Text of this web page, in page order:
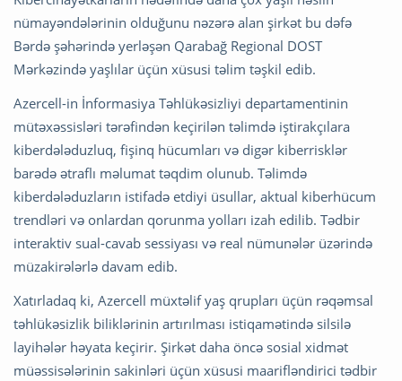
nümayəndələrinin olduğunu nəzərə alan şirkət bu dəfə
Bərdə şəhərində yerləşən Qarabağ Regional DOST
Mərkəzində yaşlılar üçün xüsusi təlim təşkil edib.
Azercell-in İnformasiya Təhlükəsizliyi departamentinin
mütəxəssisləri tərəfindən keçirilən təlimdə iştirakçılara
kiberdələduzluq, fişinq hücumları və digər kiberrisklər
barədə ətraflı məlumat təqdim olunub. Təlimdə
kiberdələduzların istifadə etdiyi üsullar, aktual kiberhücum
trendləri və onlardan qorunma yolları izah edilib. Tədbir
interaktiv sual-cavab sessiyası və real nümunələr üzərində
müzakirələrlə davam edib.
Xatırladaq ki, Azercell müxtəlif yaş qrupları üçün rəqəmsal
təhlükəsizlik biliklərinin artırılması istiqamətində silsilə
layihələr həyata keçirir. Şirkət daha öncə sosial xidmət
müəssisələrinin sakinləri üçün xüsusi maarifləndirici tədbir